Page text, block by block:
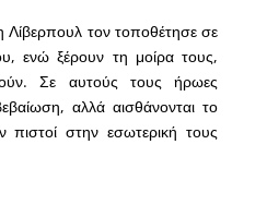
τον τοποθέτησε σε
ενώ ξέρουν τη μοίρα τους,
Σε αυτούς τους ήρωες
αλλά αισθάνονται το
πιστοί στην εσωτερική τους